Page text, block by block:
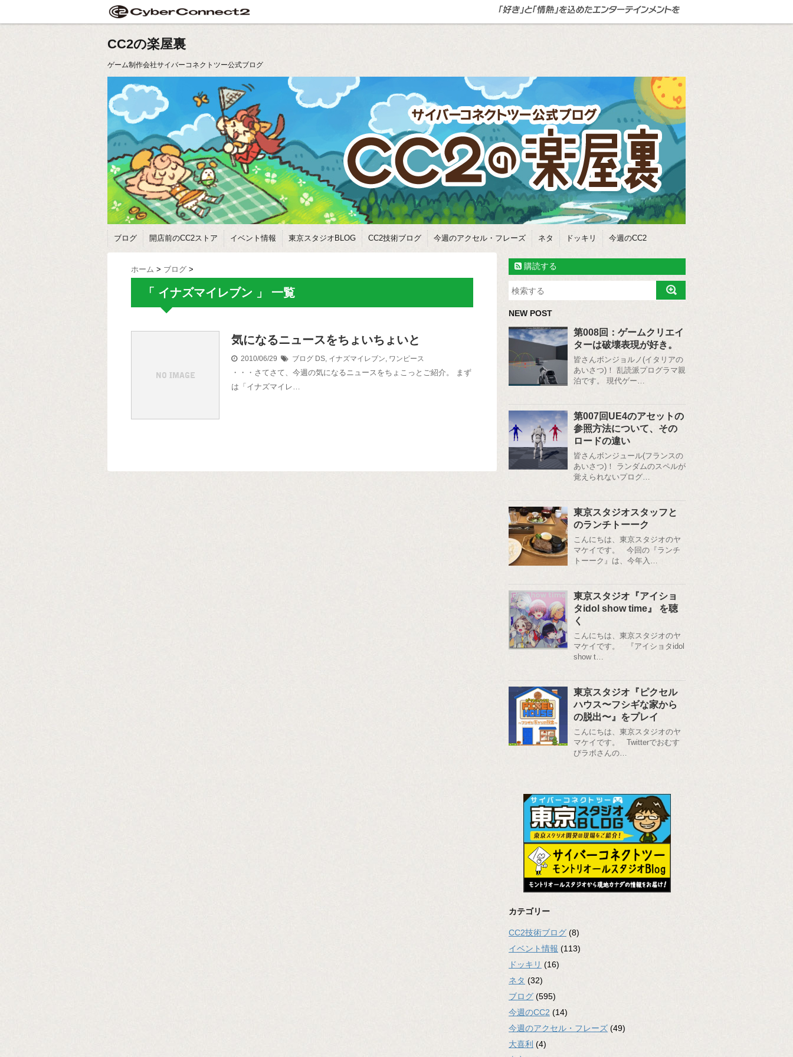
CC2の楽屋裏
ゲーム制作会社サイバーコネクトツー公式ブログ
ブログ 開店前のCC2ストア イベント情報 東京スタジオBLOG CC2技術ブログ 今週のアクセル・フレーズ ネタ ドッキリ 今週のCC2
ホーム > ブログ >
「 イナズマイレブン 」 一覧
気になるニュースをちょいちょいと
2010/06/29 ブログ DS, イナズマイレブン, ワンピース
・・・さてさて、今週の気になるニュースをちょこっとご紹介。 まず
は「イナズマイレ…
購読する
NEW POST
第008回：ゲームクリエイ
ターは破壊表現が好き。
皆さんボンジョルノ(イタリアの
あいさつ)！ 乱読派プログラマ親
泊です。 現代ゲー…
第007回UE4のアセットの
参照方法について、その
ロードの違い
皆さんボンジュール(フランスの
あいさつ)！ ランダムのスペルが
覚えられないプログ…
東京スタジオスタッフと
のランチトーーク
こんにちは、東京スタジオのヤ
マケイです。 今回の『ランチ
トーーク』は、今年入…
東京スタジオ『アイショ
タidol show time』 を聴
く
こんにちは、東京スタジオのヤ
マケイです。 『アイショタidol
show t…
東京スタジオ『ピクセル
ハウス〜フシギな家から
の脱出〜』をプレイ
こんにちは、東京スタジオのヤ
マケイです。 Twitterでおむす
びラボさんの…
カテゴリー
CC2技術ブログ (8)
イベント情報 (113)
ドッキリ (16)
ネタ (32)
ブログ (595)
今週のCC2 (14)
今週のアクセル・フレーズ (49)
大喜利 (4)